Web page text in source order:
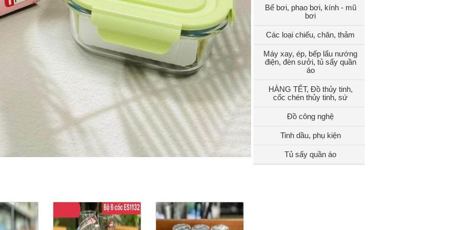
Bể bơi, phao bơi, kính - mũ
bơi
Các loại chiếu, chăn, thảm
Máy xay, ép, bếp lẩu nướng
điện, đèn sưởi, tủ sấy quần
áo
HÀNG TẾT, Đồ thủy tinh,
cốc chén thủy tinh, sứ
Đồ công nghệ
Tinh dầu, phụ kiện
Tủ sấy quần áo